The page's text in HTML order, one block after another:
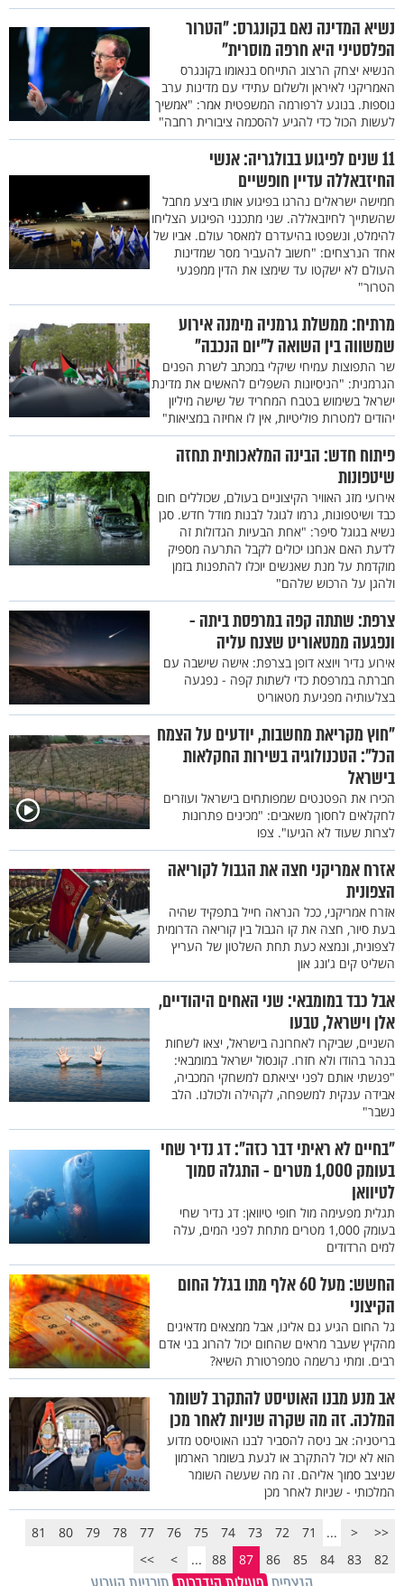
נשיא המדינה נאם בקונגרס: "הטרור
הפלסטיני היא חרפה מוסרית"
הנשיא יצחק הרצוג התייחס בנאומו בקונגרס
האמריקני לאיראן ולשלום עתידי עם מדינות ערב
נוספות. בנוגע לרפורמה המשפטית אמר: "אמשיך
לעשות הכול כדי להגיע להסכמה ציבורית רחבה"
11 שנים לפיגוע בבולגריה: אנשי
החיזבאללה עדיין חופשיים
חמישה ישראלים נהרגו בפיגוע אותו ביצע מחבל
שהשתייך לחיזבאללה. שני מתכנני הפיגוע הצליחו
להימלט, ונשפטו בהיעדרם למאסר עולם. אביו של
אחד הנרצחים: "חשוב להעביר מסר שמדינות
העולם לא ישקטו עד שימצו את הדין ממפגעי
הטרור"
מרתיח: ממשלת גרמניה מימנה אירוע
שמשווה בין השואה ל"יום הנכבה"
שר התפוצות עמיחי שיקלי במכתב לשרת הפנים
הגרמנית: "הניסיונות השפלים להאשים את מדינת
ישראל בשימוש בטבח המחריד של שישה מיליון
יהודים למטרות פוליטיות, אין לו אחיזה במציאות"
פיתוח חדש: הבינה המלאכותית תחזה
שיטפונות
אירועי מזג האוויר הקיצוניים בעולם, שכוללים חום
כבד ושיטפונות, גרמו לגוגל לבנות מודל חדש. סגן
נשיא בגוגל סיפר: "אחת הבעיות הגדולות זה
לדעת האם אנחנו יכולים לקבל התרעה מספיק
מוקדמת על מנת שאנשים יוכלו להתפנות בזמן
ולהגן על הרכוש שלהם"
צרפת: שתתה קפה במרפסת ביתה -
ונפגעה ממטאוריט שצנח עליה
אירוע נדיר ויוצא דופן בצרפת: אישה שישבה עם
חברתה במרפסת כדי לשתות קפה - נפגעה
בצלעותיה מפגיעת מטאוריט
"חוץ מקריאת מחשבות, יודעים על הצמח
הכל": הטכנולוגיה בשירות החקלאות
בישראל
הכירו את הפטנטים שמפותחים בישראל ועוזרים
לחקלאים לחסוך משאבים: "מכינים פתרונות
לצרות שעוד לא הגיעו". צפו
אזרח אמריקני חצה את הגבול לקוריאה
הצפונית
אזרח אמריקני, ככל הנראה חייל בתפקיד שהיה
בעת סיור, חצה את קו הגבול בין קוריאה הדרומית
לצפונית, ונמצא כעת תחת השלטון של העריץ
השליט קים ג'ונג און
אבל כבד במומבאי: שני האחים היהודיים,
אלן וישראל, טבעו
השניים, שביקרו לאחרונה בישראל, יצאו לשחות
בנהר בהודו ולא חזרו. קונסול ישראל במומבאי:
"פגשתי אותם לפני יציאתם למשחקי המכביה,
אבידה ענקית למשפחה, לקהילה ולכולנו. הלב
נשבר"
"בחיים לא ראיתי דבר כזה": דג נדיר שחי
בעומק 1,000 מטרים - התגלה סמוך
לטיוואן
תגלית מפעימה מול חופי טיוואן: דג נדיר שחי
בעומק 1,000 מטרים מתחת לפני המים, עלה
למים הרדודים
החשש: מעל 60 אלף מתו בגלל החום
הקיצוני
גל החום הגיע גם אלינו, אבל ממצאים מדאיגים
מהקיץ שעבר מראים שהחום יכול להרוג בני אדם
רבים. ומתי נרשמה טמפרטורת השיא?
אב מנע מבנו האוטיסט להתקרב לשומר
המלכה. זה מה שקרה שניות לאחר מכן
בריטניה: אב ניסה להסביר לבנו האוטיסט מדוע
הוא לא יכול להתקרב או לגעת בשומר הארמון
שניצב סמוך אליהם. זה מה שעשה השומר
המלכותי - שניות לאחר מכן
<<
<
...
71
72
73
74
75
76
77
78
79
80
81
82
83
84
85
86
87
88
...
>
>>